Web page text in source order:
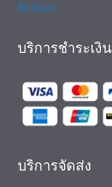
ติดต่อเรา
บริการชำระเงิน
บริการจัดส่ง